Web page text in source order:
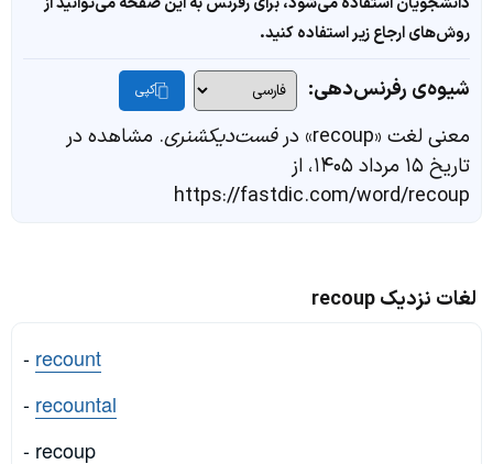
روش‌های ارجاع زیر استفاده کنید.
شیوه‌ی رفرنس‌دهی: کپی
معنی لغت «recoup» در فست‌دیکشنری. مشاهده در
تاریخ ۱۵ مرداد ۱۴۰۵، از
https://fastdic.com/word/recoup
لغات نزدیک recoup
- recount
- recountal
- recoup